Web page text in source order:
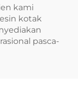
kami
kotak
pasca-